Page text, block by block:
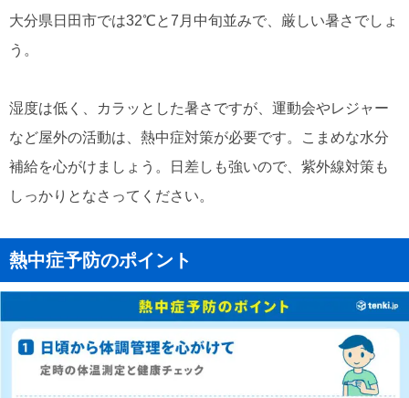
大分県日田市では32℃と7月中旬並みで、厳しい暑さでしょ
う。
湿度は低く、カラッとした暑さですが、運動会やレジャー
など屋外の活動は、熱中症対策が必要です。こまめな水分
補給を心がけましょう。日差しも強いので、紫外線対策も
しっかりとなさってください。
熱中症予防のポイント